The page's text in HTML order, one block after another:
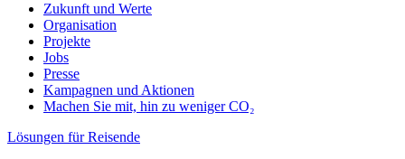
Zukunft und Werte
Organisation
Projekte
Jobs
Presse
Kampagnen und Aktionen
Machen Sie mit, hin zu weniger CO₂
Lösungen für Reisende